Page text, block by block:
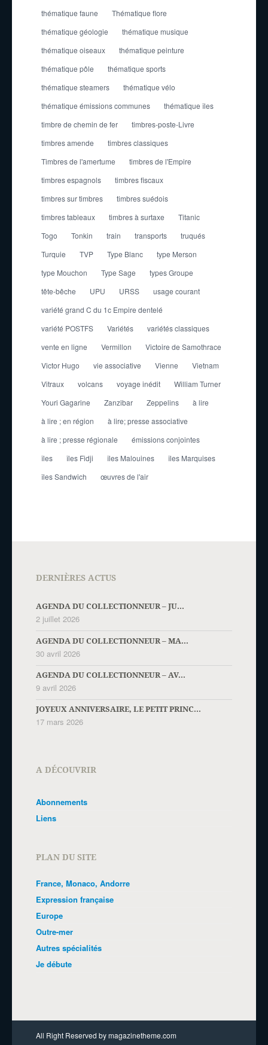
thématique faune
Thématique flore
thématique géologie
thématique musique
thématique oiseaux
thématique peinture
thématique pôle
thématique sports
thématique steamers
thématique vélo
thématique émissions communes
thématique îles
timbre de chemin de fer
timbres-poste-Livre
timbres amende
timbres classiques
Timbres de l'amertume
timbres de l'Empire
timbres espagnols
timbres fiscaux
timbres sur timbres
timbres suédois
timbres tableaux
timbres à surtaxe
Titanic
Togo
Tonkin train transports
truqués
Turquie
TVP Type Blanc
type Merson
type Mouchon
Type Sage
types Groupe
tête-bêche
UPU URSS
usage courant
variété grand C du 1c Empire dentelé
variété POSTFS
Variétés
variétés classiques
vente en ligne
Vermillon
Victoire de Samothrace
Victor Hugo
vie associative Vienne
Vietnam
Vitraux
volcans voyage inédit
William Turner
Youri Gagarine
Zanzibar Zeppelins
à lire
à lire ; en région
à lire; presse associative
à lire ; presse régionale
émissions conjointes
îles
îles Fidji îles Malouines
îles Marquises
îles Sandwich
œuvres de l'air
DERNIÈRES ACTUS
AGENDA DU COLLECTIONNEUR – JU...
2 juillet 2026
AGENDA DU COLLECTIONNEUR – MA...
30 avril 2026
AGENDA DU COLLECTIONNEUR – AV...
9 avril 2026
JOYEUX ANNIVERSAIRE, LE PETIT PRINC...
17 mars 2026
A DÉCOUVRIR
Abonnements
Liens
PLAN DU SITE
France, Monaco, Andorre
Expression française
Europe
Outre-mer
Autres spécialités
Je débute
All Right Reserved by magazinetheme.com